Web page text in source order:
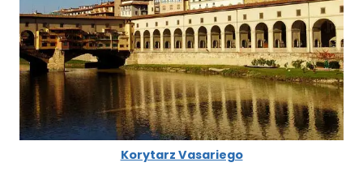
Korytarz Vasariego